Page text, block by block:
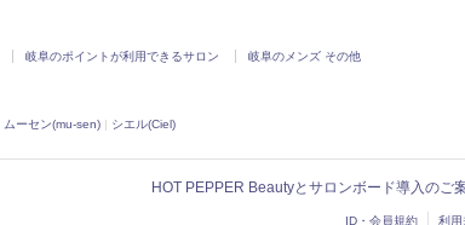
2019年3月分（49）
岐阜のポイントが利用できるサロン 岐阜のメンズ その他
ムーセン(mu-sen) | シエル(Ciel)
HOT PEPPER Beautyとサロンボード導入のご
ID・会員規約 利用